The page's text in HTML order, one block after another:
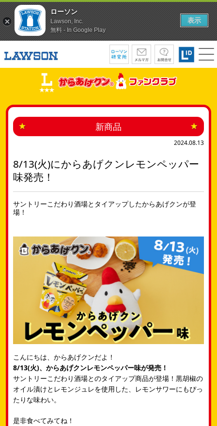
新商品
2024.08.13
8/13(火)にからあげクンレモンペッパー
味発売！
サントリーこだわり酒場とタイアップしたからあげクンが登
場！
こんにちは、からあげクンだよ！
8/13(火)、からあげクンレモンペッパー味が発売！
サントリーこだわり酒場とのタイアップ商品が登場！黒胡椒の
オイル漬けとレモンジュレを使用した、レモンサワーにもぴっ
たりな味わい。
是非食べてみてね！
ローソン
Lawson, Inc.
無料 - In Google Play
表示